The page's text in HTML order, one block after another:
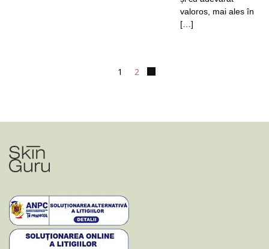
valoros, mai ales în
[…]
1 2